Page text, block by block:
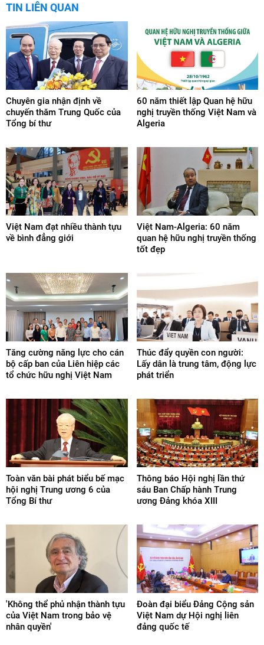
TIN LIÊN QUAN
Chuyên gia nhận định về
chuyến thăm Trung Quốc của
Tổng bí thư
60 năm thiết lập Quan hệ hữu
nghị truyền thống Việt Nam và
Algeria
Việt Nam đạt nhiều thành tựu
về bình đẳng giới
Việt Nam-Algeria: 60 năm
quan hệ hữu nghị truyền thống
tốt đẹp
Tăng cường năng lực cho cán
bộ cấp ban của Liên hiệp các
tổ chức hữu nghị Việt Nam
Thúc đẩy quyền con người:
Lấy dân là trung tâm, động lực
phát triển
Toàn văn bài phát biểu bế mạc
hội nghị Trung ương 6 của
Tổng Bí thư
Thông báo Hội nghị lần thứ
sáu Ban Chấp hành Trung
ương Đảng khóa XIII
'Không thể phủ nhận thành tựu
của Việt Nam trong bảo vệ
nhân quyền'
Đoàn đại biểu Đảng Cộng sản
Việt Nam dự Hội nghị liên
đảng quốc tế